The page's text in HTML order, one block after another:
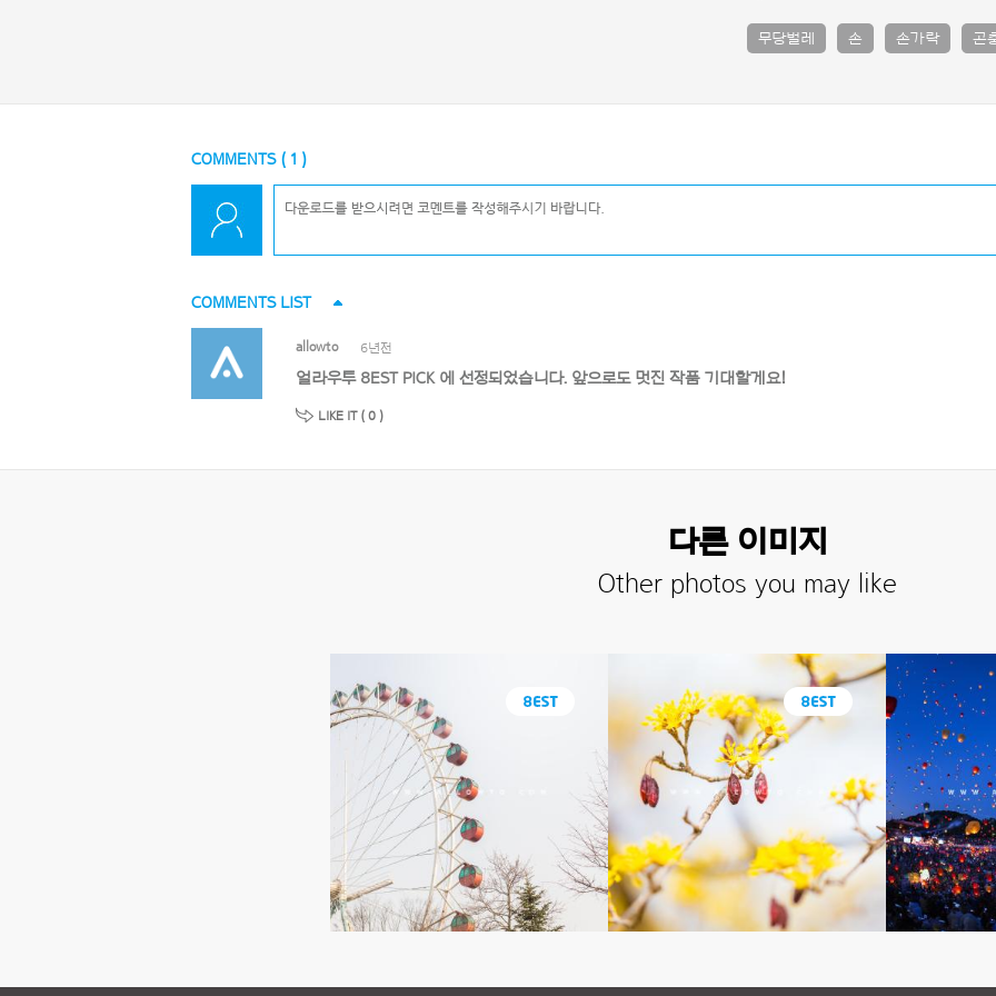
무당벌레 손 손가락 곤
COMMENTS ( 1 )
COMMENTS LIST
allowto 6년전
얼라우투 8EST PICK 에 선정되었습니다. 앞으로도 멋진 작품 기대할게요!
LIKE IT ( 0 )
다른 이미지
Other photos you may like